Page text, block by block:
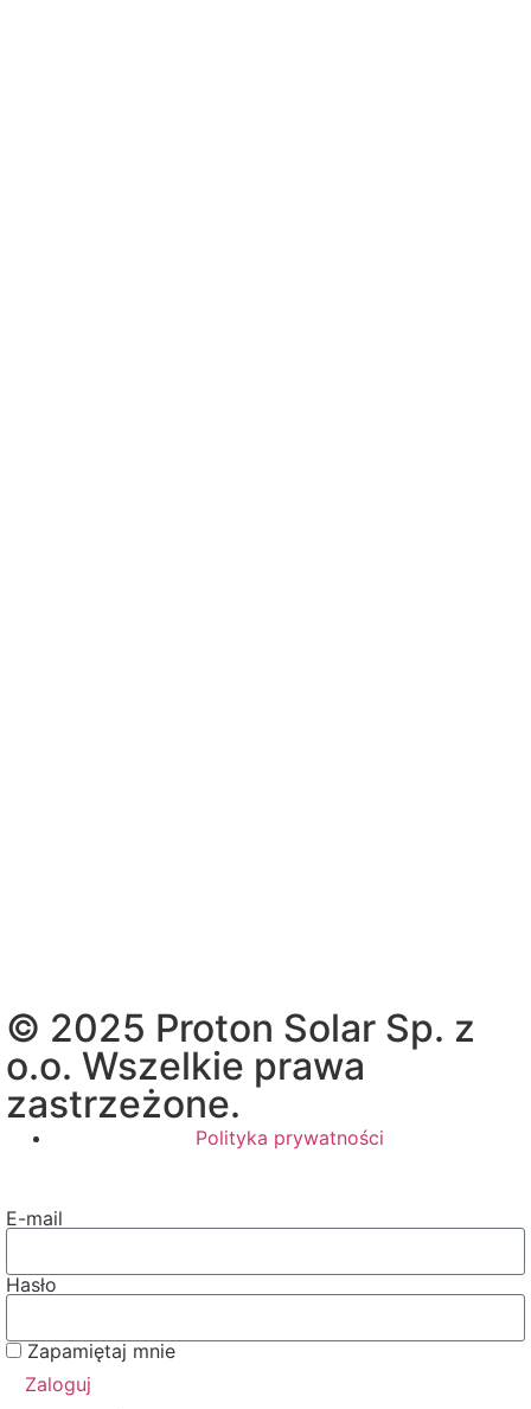
© 2025 Proton Solar Sp. z
o.o. Wszelkie prawa
zastrzeżone.
Polityka prywatności
E-mail
Hasło
Zapamiętaj mnie
Zaloguj